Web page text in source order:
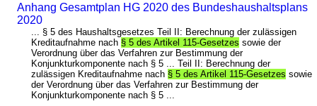
Anhang Gesamtplan HG 2020 des Bundeshaushaltsplans
2020
... § 5 des Haushaltsgesetzes Teil II: Berechnung der zulässigen
Kreditaufnahme nach § 5 des Artikel 115-Gesetzes sowie der
Verordnung über das Verfahren zur Bestimmung der
Konjunkturkomponente nach § 5 ... Teil II: Berechnung der
zulässigen Kreditaufnahme nach § 5 des Artikel 115-Gesetzes sowie
der Verordnung über das Verfahren zur Bestimmung der
Konjunkturkomponente nach § 5 ...